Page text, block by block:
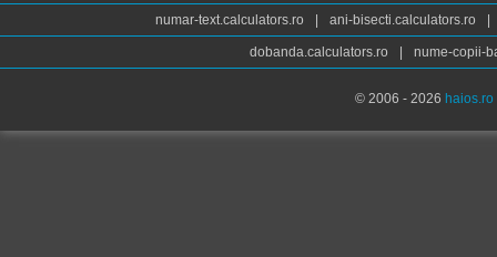
numar-text.calculators.ro ani-bisecti.calculators.ro
dobanda.calculators.ro nume-copii-
© 2006 - 2026 haios.ro